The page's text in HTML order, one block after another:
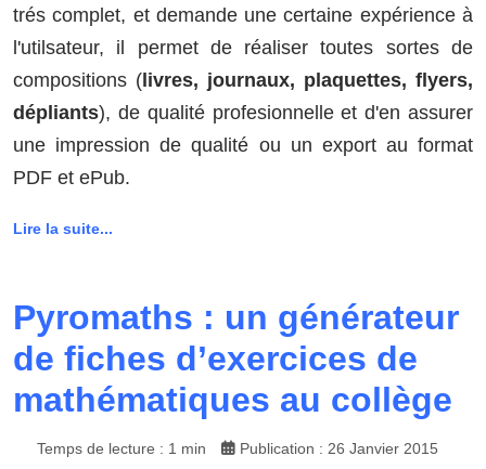
trés complet, et demande une certaine expérience à
l'utilsateur, il permet de réaliser toutes sortes de
compositions (livres, journaux, plaquettes, flyers,
dépliants), de qualité profesionnelle et d'en assurer
une impression de qualité ou un export au format
PDF et ePub.
Lire la suite...
Pyromaths : un générateur
de fiches d’exercices de
mathématiques au collège
Temps de lecture : 1 min Publication : 26 Janvier 2015